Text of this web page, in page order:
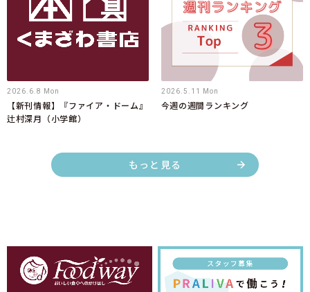
2026.6.8 Mon
【新刊情報】『ファイア・ドーム』
辻村深月（小学館）
2026.5.11 Mon
今週の週間ランキング
もっと見る